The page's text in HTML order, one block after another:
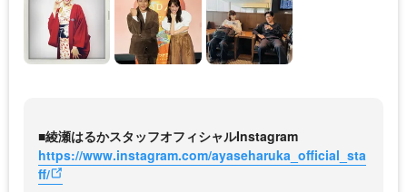
■綾瀬はるかスタッフオフィシャルInstagram
https://www.instagram.com/ayaseharuka_official_sta
ff/